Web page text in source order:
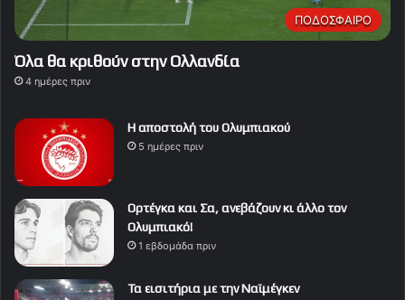
ΠΟΔΟΣΦΑΙΡΟ
Όλα θα κριθούν στην Ολλανδία
4 ημέρες πριν
Η αποστολή του Ολυμπιακού
5 ημέρες πριν
Ορτέγκα και Σα, ανεβάζουν κι άλλο τον
Ολυμπιακό!
1 εβδομάδα πριν
Τα εισιτήρια με την Ναϊμέγκεν